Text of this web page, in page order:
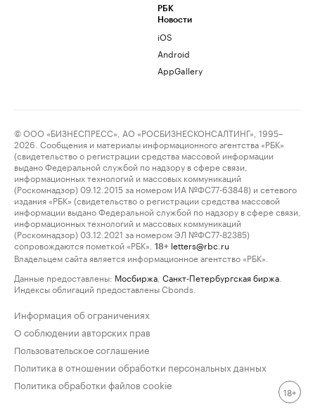
РБК
Новости
iOS
Android
AppGallery
© ООО «БИЗНЕСПРЕСС», АО «РОСБИЗНЕСКОНСАЛТИНГ», 1995–
2026. Сообщения и материалы информационного агентства «РБК»
(свидетельство о регистрации средства массовой информации
выдано Федеральной службой по надзору в сфере связи,
информационных технологий и массовых коммуникаций
(Роскомнадзор) 09.12.2015 за номером ИА №ФС77-63848) и сетевого
издания «РБК» (свидетельство о регистрации средства массовой
информации выдано Федеральной службой по надзору в сфере связи,
информационных технологий и массовых коммуникаций
(Роскомнадзор) 03.12.2021 за номером ЭЛ №ФС77-82385)
сопровождаются пометкой «РБК».
18+ letters@rbc.ru
Владельцем сайта является информационное агентство «РБК».
Данные предоставлены: Мосбиржа Санкт-Петербургская биржа
Индексы облигаций предоставлены Cbonds.
Информация об ограничениях
О соблюдении авторских прав
Пользовательское соглашение
Политика в отношении обработки персональных данных
Политика обработки файлов cookie
18+